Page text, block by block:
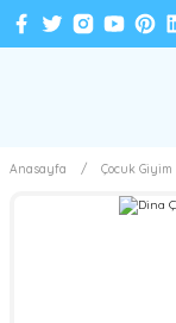
Anasayfa Çocuk Giyim